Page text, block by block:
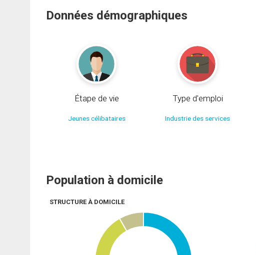
Données démographiques
Étape de vie
Jeunes célibataires
Type d'emploi
Industrie des services
Population à domicile
STRUCTURE À DOMICILE